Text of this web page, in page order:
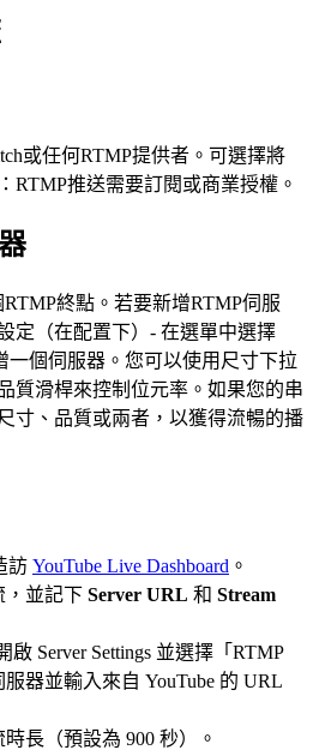
或任何RTMP提供者。可選擇將
RTMP推送需要訂閱或商業授權。
終點。若要新增RTMP伺服
定（在配置下）- 在選單中選擇
一個伺服器。您可以使用尺寸下拉
質滑桿來控制位元率。如果您的串
寸、品質或兩者，以獲得流暢的播
訪 YouTube Live Dashboard 。
，並記下 Server URL 和 Stream
啟 Server Settings 並選擇「RTMP
服器並輸入來自 YouTube 的 URL
長（預設為 900 秒）。